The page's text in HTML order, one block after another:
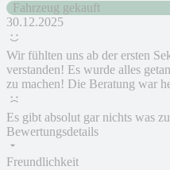
Fahrzeug gekauft
30.12.2025
Wir fühlten uns ab der ersten
verstanden! Es wurde alles
zu machen! Die Beratung war
Es gibt absolut gar nichts was
Bewertungsdetails
Freundlichkeit